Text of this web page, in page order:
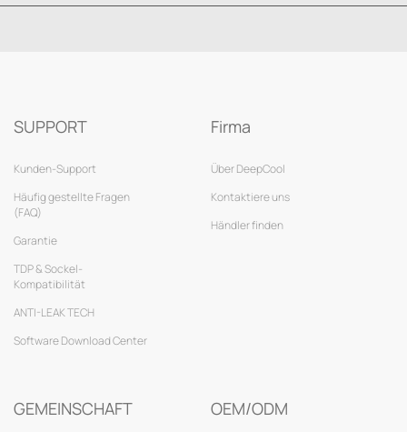
SUPPORT
Kunden-Support
Häufig gestellte Fragen
(FAQ)
Garantie
TDP & Sockel-
Kompatibilität
ANTI-LEAK TECH
Software Download Center
Firma
Über DeepCool
Kontaktiere uns
Händler finden
GEMEINSCHAFT OEM/ODM